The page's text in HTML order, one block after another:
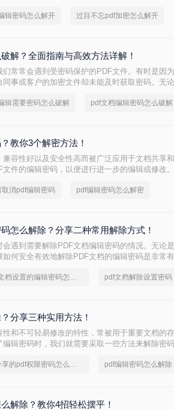
辑密码怎么解开 过目不忘pdf加密怎么解开
解？全面指南与高效方法详解！
常常会遇到受密码保护的PDF文件。有时是因
同事或客户的加密文件却未能及时获取密码。无
辑需要密码怎么破解 pdf文档编辑密码怎么破解
教你3个解密方法！
兼容性好以及安全性高而被广泛应用于文档共享
文件的编辑密码，以便进行进一步的编辑或修改
取消pdf编辑密码 pdf编辑密码怎么解密
怎么解除？分享二种常用解除方式！
遇到需要解除PDF文档编辑密码的情况。无论
何安全有效地解除PDF文档的编辑密码是非常
作步骤。
pdf文档设置的编辑密码怎么解除 pdf文档解除设置密码
分享三种实用方法！
性和不可轻易修改的特性，常被用于重要文档的
辑密码时，我们就需要采取一些方法来解除密
被分享的pdf权限密码怎么解除 pdf编辑密码怎么解除
解除？教你4招轻松摆平！